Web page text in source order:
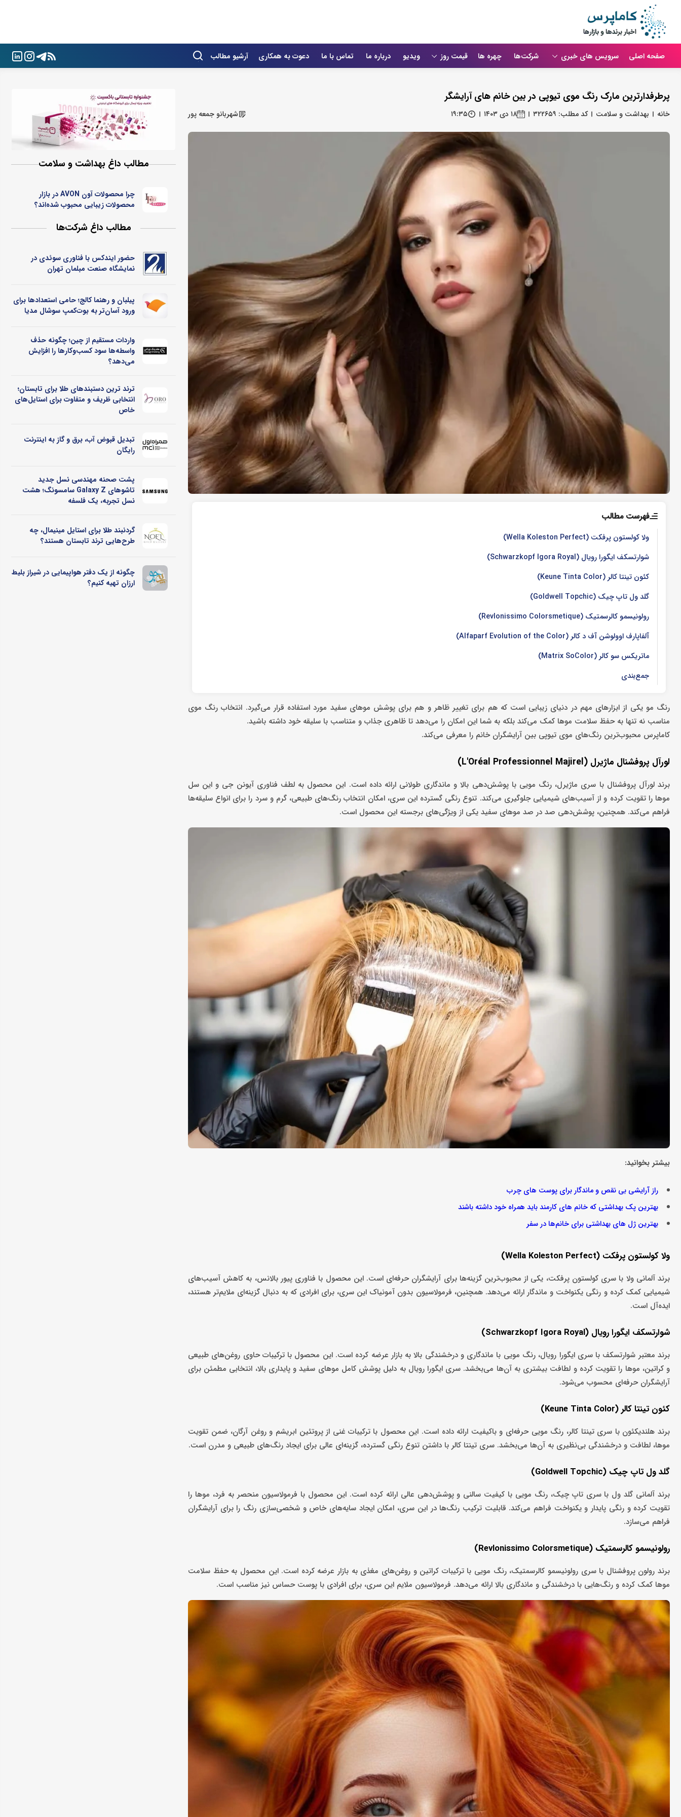
صفحه اصلی سرویس های خبری شرکت‌ها چهره ها قیمت روز ویدیو درباره ما تماس با ما دعوت به همکاری آرشیو مطالب
پرطرفدارترین مارک رنگ موی تیوپی در بین خانم های آرایشگر
خانه بهداشت و سلامت کد مطلب: ۳۲۲۶۵۹ ۱۸ دی ۱۴۰۳ ۱۹:۳۵ شهربانو جمعه پور
فهرست مطالب
ولا کولستون پرفکت (Wella Koleston Perfect)
شوارتسکف ایگورا رویال (Schwarzkopf Igora Royal)
کئون تینتا کالر (Keune Tinta Color)
گلد ول تاپ ‌چیک (Goldwell Topchic)
رولونیسمو کالرسمتیک (Revlonissimo Colorsmetique)
آلفاپارف اوولوشن آف د کالر (Alfaparf Evolution of the Color)
ماتریکس سو کالر (Matrix SoColor)
جمع‌بندی
رنگ مو یکی از ابزارهای مهم در دنیای زیبایی است که هم برای تغییر ظاهر و هم برای پوشش موهای سفید مورد استفاده قرار می‌گیرد. انتخاب رنگ موی
مناسب نه تنها به حفظ سلامت موها کمک می‌کند بلکه به شما این امکان را می‌دهد تا ظاهری جذاب و متناسب با سلیقه خود داشته باشید.
کاماپرس محبوب‌ترین رنگ‌های موی تیوپی بین آرایشگران خانم را معرفی می‌کند.
لورآل پروفشنال ماژیرل (L'Oréal Professionnel Majirel)
برند لورآل پروفشنال با سری ماژیرل، رنگ مویی با پوشش‌دهی بالا و ماندگاری طولانی ارائه داده است. این محصول به لطف فناوری آیونن جی و این سل
موها را تقویت کرده و از آسیب‌های شیمیایی جلوگیری می‌کند. تنوع رنگی گسترده این سری، امکان انتخاب رنگ‌های طبیعی، گرم و سرد را برای انواع سلیقه‌ها
فراهم می‌کند. همچنین، پوشش‌دهی صد در صد موهای سفید یکی از ویژگی‌های برجسته این محصول است.
بیشتر بخوانید:
راز آرایشی بی ‌‌نقص و ماندگار برای پوست ‌های چرب
بهترین پک بهداشتی که خانم های کارمند باید همراه خود داشته باشند
بهترین ژل های بهداشتی برای خانم‌ها در سفر
ولا کولستون پرفکت (Wella Koleston Perfect)
برند آلمانی ولا با سری کولستون پرفکت، یکی از محبوب‌ترین گزینه‌ها برای آرایشگران حرفه‌ای است. این محصول با فناوری پیور بالانس، به کاهش آسیب‌های
شیمیایی کمک کرده و رنگی یکنواخت و ماندگار ارائه می‌دهد. همچنین، فرمولاسیون بدون آمونیاک این سری، برای افرادی که به دنبال گزینه‌ای ملایم‌تر هستند،
ایده‌آل است.
شوارتسکف ایگورا رویال (Schwarzkopf Igora Royal)
برند معتبر شوارتسکف با سری ایگورا رویال، رنگ مویی با ماندگاری و درخشندگی بالا به بازار عرضه کرده است. این محصول با ترکیبات حاوی روغن‌های طبیعی
و کراتین، موها را تقویت کرده و لطافت بیشتری به آن‌ها می‌بخشد. سری ایگورا رویال به دلیل پوشش کامل موهای سفید و پایداری بالا، انتخابی مطمئن برای
آرایشگران حرفه‌ای محسوب می‌شود.
کئون تینتا کالر (Keune Tinta Color)
برند هلندیکئون با سری تینتا کالر، رنگ مویی حرفه‌ای و باکیفیت ارائه داده است. این محصول با ترکیبات غنی از پروتئین ابریشم و روغن آرگان، ضمن تقویت
موها، لطافت و درخشندگی بی‌نظیری به آن‌ها می‌بخشد. سری تینتا کالر با داشتن تنوع رنگی گسترده، گزینه‌ای عالی برای ایجاد رنگ‌های طبیعی و مدرن است.
گلد ول تاپ ‌چیک (Goldwell Topchic)
برند آلمانی گلد ول با سری تاپ چیک، رنگ مویی با کیفیت سالنی و پوشش‌دهی عالی ارائه کرده است. این محصول با فرمولاسیون منحصر به فرد، موها را
تقویت کرده و رنگی پایدار و یکنواخت فراهم می‌کند. قابلیت ترکیب رنگ‌ها در این سری، امکان ایجاد سایه‌های خاص و شخصی‌سازی رنگ را برای آرایشگران
فراهم می‌سازد.
رولونیسمو کالرسمتیک (Revlonissimo Colorsmetique)
برند رولون پروفشنال با سری رولونیسمو کالرسمتیک، رنگ مویی با ترکیبات کراتین و روغن‌های مغذی به بازار عرضه کرده است. این محصول به حفظ سلامت
موها کمک کرده و رنگ‌هایی با درخشندگی و ماندگاری بالا ارائه می‌دهد. فرمولاسیون ملایم این سری، برای افرادی با پوست حساس نیز مناسب است.
مطالب داغ بهداشت و سلامت
چرا محصولات آون AVON در بازار
محصولات زیبایی محبوب شده‌اند؟
مطالب داغ شرکت‌ها
حضور ایندکس با فناوری سوئدی در
نمایشگاه صنعت مبلمان تهران
پیلبان و رهنما کالج؛ حامی استعدادها برای
ورود آسان‌تر به بوت‌کمپ سوشال مدیا
واردات مستقیم از چین؛ چگونه حذف
واسطه‌ها سود کسب‌وکارها را افزایش
می‌دهد؟
ترند ترین دستبندهای طلا برای تابستان؛
انتخابی ظریف و متفاوت برای استایل‌های
خاص
تبدیل قبوض آب، برق و گاز به اینترنت
رایگان
پشت صحنه مهندسی نسل جدید
تاشوهای Galaxy Z سامسونگ؛ هشت
نسل تجربه، یک فلسفه
گردنبند طلا برای استایل مینیمال، چه
طرح‌هایی ترند تابستان هستند؟
چگونه از یک دفتر هواپیمایی در شیراز بلیط
ارزان تهیه کنیم؟